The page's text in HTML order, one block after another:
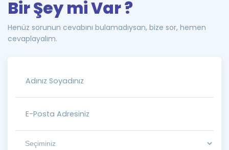
Bir Şey mi Var ?
Henüz sorunun cevabını bulamadıysan, bize sor, hemen
cevaplayalım.